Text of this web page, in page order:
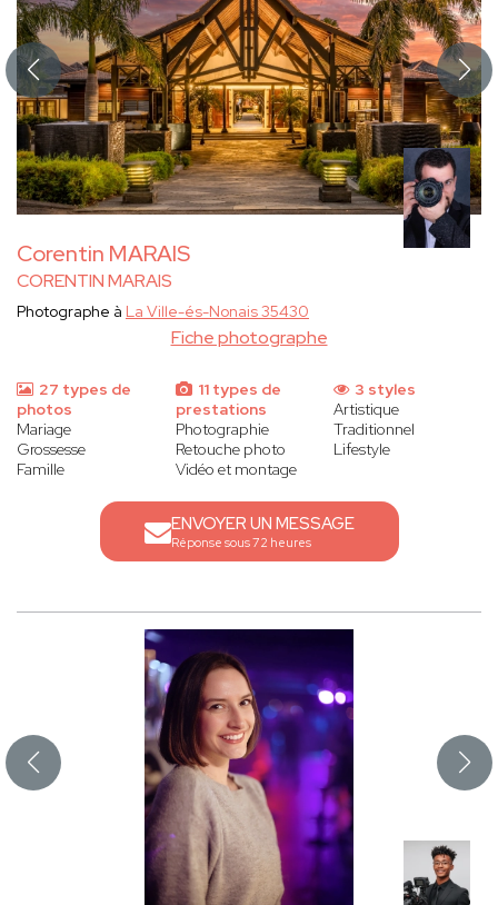
Corentin MARAIS
CORENTIN MARAIS
Fiche photographe
Photographe à La Ville-és-Nonais 35430
27 types de
photos
Mariage
Grossesse
Famille
11 types de
prestations
Photographie
Retouche photo
Vidéo et montage
3 styles
Artistique
Traditionnel
Lifestyle
ENVOYER UN MESSAGE
Réponse sous 72 heures